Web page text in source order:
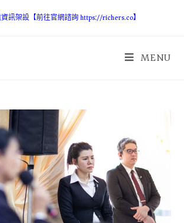
訊架設【前往官網諮詢 https://richers.co】
MENU